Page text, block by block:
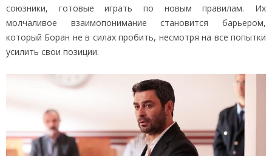
союзники, готовые играть по новым правилам. Их
молчаливое взаимопонимание становится барьером,
который Боран не в силах пробить, несмотря на все попытки
усилить свои позиции.